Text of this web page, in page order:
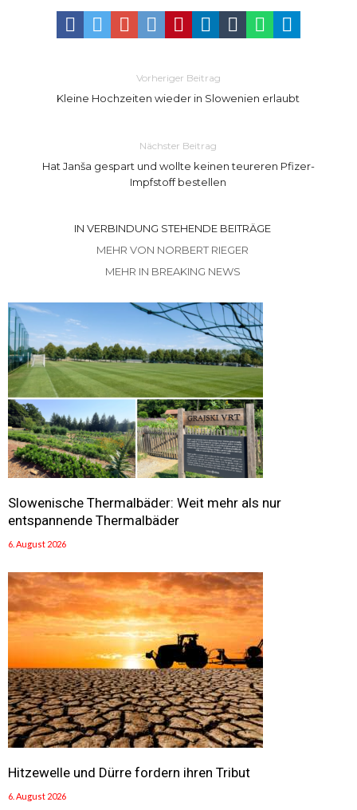
Vorheriger Beitrag
Kleine Hochzeiten wieder in Slowenien erlaubt
Nächster Beitrag
Hat Janša gespart und wollte keinen teureren Pfizer-
Impfstoff bestellen
IN VERBINDUNG STEHENDE BEITRÄGE
MEHR VON NORBERT RIEGER
MEHR IN BREAKING NEWS
Slowenische Thermalbäder: Weit mehr als nur
entspannende Thermalbäder
6. August 2026
Hitzewelle und Dürre fordern ihren Tribut
6. August 2026